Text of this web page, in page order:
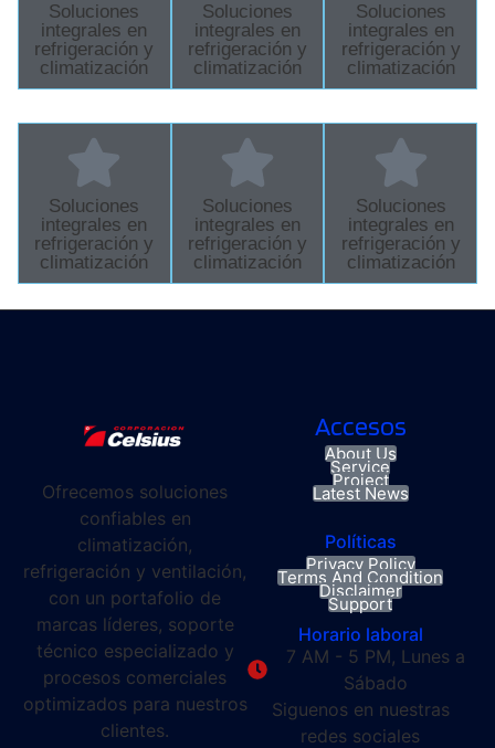
Soluciones
integrales en
refrigeración y
climatización
Soluciones
integrales en
refrigeración y
climatización
Soluciones
integrales en
refrigeración y
climatización
Soluciones
integrales en
refrigeración y
climatización
Soluciones
integrales en
refrigeración y
climatización
Soluciones
integrales en
refrigeración y
climatización
Ofrecemos soluciones
confiables en
climatización,
refrigeración y ventilación,
con un portafolio de
marcas líderes, soporte
técnico especializado y
procesos comerciales
optimizados para nuestros
clientes.
Accesos
About Us
Service
Project
Latest News
Políticas
Privacy Policy
Terms And Condition
Disclaimer
Support
Horario laboral
7 AM - 5 PM, Lunes a
Sábado
Siguenos en nuestras
redes sociales